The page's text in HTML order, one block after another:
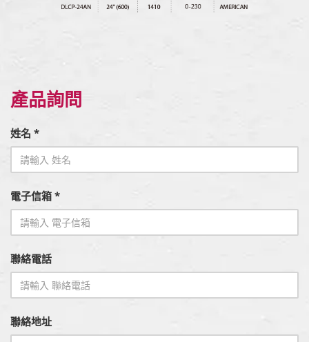
產品詢問
姓名 *
電子信箱 *
聯絡電話
聯絡地址